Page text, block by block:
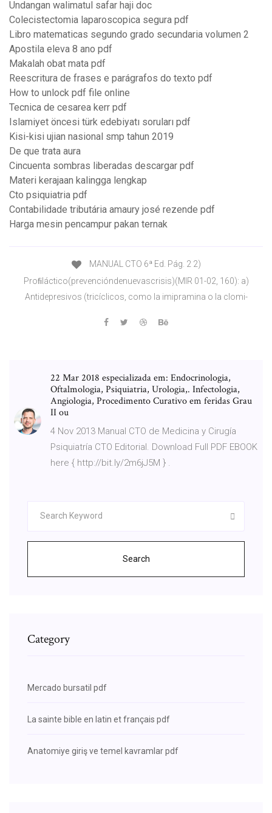
Undangan walimatul safar haji doc
Colecistectomia laparoscopica segura pdf
Libro matematicas segundo grado secundaria volumen 2
Apostila eleva 8 ano pdf
Makalah obat mata pdf
Reescritura de frases e parágrafos do texto pdf
How to unlock pdf file online
Tecnica de cesarea kerr pdf
Islamiyet öncesi türk edebiyatı soruları pdf
Kisi-kisi ujian nasional smp tahun 2019
De que trata aura
Cincuenta sombras liberadas descargar pdf
Materi kerajaan kalingga lengkap
Cto psiquiatria pdf
Contabilidade tributária amaury josé rezende pdf
Harga mesin pencampur pakan ternak
MANUAL CTO 6ª Ed. Pág. 2 2)
Proﬁláctico(prevencióndenuevascrisis)(MIR 01-02, 160): a)
Antidepresivos (tricíclicos, como la imipramina o la clomi-
22 Mar 2018 especializada em: Endocrinologia,
Oftalmologia, Psiquiatria, Urologia,. Infectologia,
Angiologia, Procedimento Curativo em feridas Grau
II ou
4 Nov 2013 Manual CTO de Medicina y Cirugía
Psiquiatría CTO Editorial. Download Full PDF EBOOK
here { http://bit.ly/2m6jJ5M } .
Search
Category
Mercado bursatil pdf
La sainte bible en latin et français pdf
Anatomiye giriş ve temel kavramlar pdf